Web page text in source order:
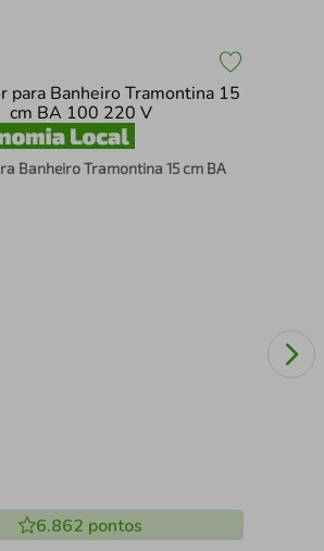
Banheiro Tramontina 15 cm BA
6.862 pontos